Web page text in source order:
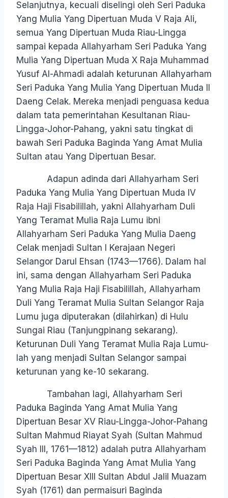
Selanjutnya, kecuali diselingi oleh Seri Paduka
Yang Mulia Yang Dipertuan Muda V Raja Ali,
semua Yang Dipertuan Muda Riau-Lingga
sampai kepada Allahyarham Seri Paduka Yang
Mulia Yang Dipertuan Muda X Raja Muhammad
Yusuf Al-Ahmadi adalah keturunan Allahyarham
Seri Paduka Yang Mulia Yang Dipertuan Muda II
Daeng Celak. Mereka menjadi penguasa kedua
dalam tata pemerintahan Kesultanan Riau-
Lingga-Johor-Pahang, yakni satu tingkat di
bawah Seri Paduka Baginda Yang Amat Mulia
Sultan atau Yang Dipertuan Besar.
Adapun adinda dari Allahyarham Seri
Paduka Yang Mulia Yang Dipertuan Muda IV
Raja Haji Fisabilillah, yakni Allahyarham Duli
Yang Teramat Mulia Raja Lumu ibni
Allahyarham Seri Paduka Yang Mulia Daeng
Celak menjadi Sultan I Kerajaan Negeri
Selangor Darul Ehsan (1743—1766). Dalam hal
ini, sama dengan Allahyarham Seri Paduka
Yang Mulia Raja Haji Fisabilillah, Allahyarham
Duli Yang Teramat Mulia Sultan Selangor Raja
Lumu juga diputerakan (dilahirkan) di Hulu
Sungai Riau (Tanjungpinang sekarang).
Keturunan Duli Yang Teramat Mulia Raja Lumu-
lah yang menjadi Sultan Selangor sampai
keturunan yang ke-10 sekarang.
Tambahan lagi, Allahyarham Seri
Paduka Baginda Yang Amat Mulia Yang
Dipertuan Besar XV Riau-Lingga-Johor-Pahang
Sultan Mahmud Riayat Syah (Sultan Mahmud
Syah III, 1761—1812) adalah putra Allahyarham
Seri Paduka Baginda Yang Amat Mulia Yang
Dipertuan Besar XIII Sultan Abdul Jalil Muazam
Syah (1761) dan permaisuri Baginda